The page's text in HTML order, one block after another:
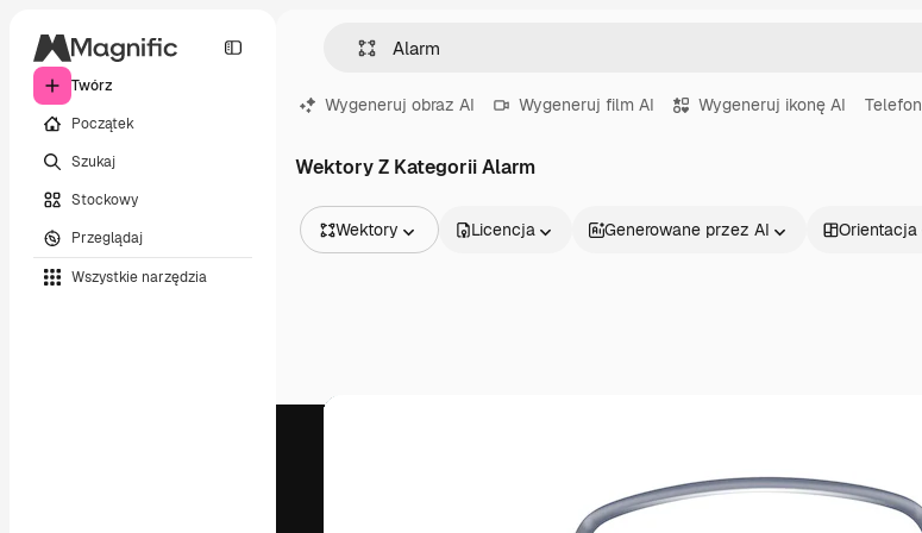
Twórz
Początek
Szukaj
Stockowy
Przeglądaj
Wszystkie narzędzia
Wygeneruj obraz AI Wygeneruj film AI Wygeneruj ikonę AI Telefon
Wektory Z Kategorii Alarm
Wektory
Filmy
Licencja Generowane przez AI Orientacja